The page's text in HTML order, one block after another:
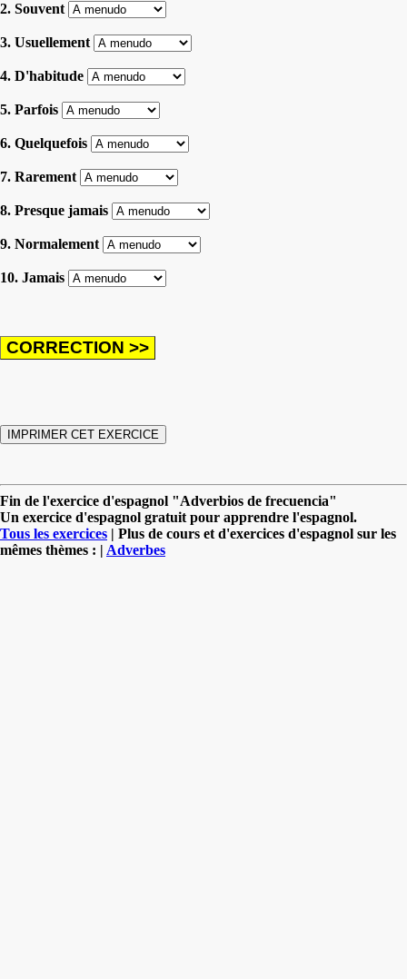
2. Souvent
3. Usuellement
4. D'habitude
5. Parfois
6. Quelquefois
7. Rarement
8. Presque jamais
9. Normalement
10. Jamais
Fin de l'exercice d'espagnol "Adverbios de frecuencia"
Un exercice d'espagnol gratuit pour apprendre l'espagnol.
Tous les exercices | Plus de cours et d'exercices d'espagnol sur les
mêmes thèmes : | Adverbes